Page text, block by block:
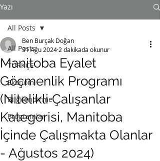
Yazı
All Posts
TÜRKÇE
Ekonomi
Bilgilendirme
Programlar
All Posts
Manitoba Eyalet
Göçmenlik Programı
(Nitelikli Çalışanlar
Kategorisi, Manitoba
İçinde Çalışmakta Olanlar
- Ağustos 2024)
Ben Burçak Doğan
31 Ağu 2024 2 dakikada okunur